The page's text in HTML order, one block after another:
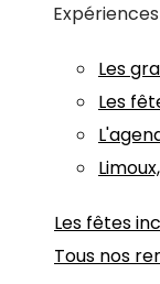
Les
Les
Les fêtes
Tous nos